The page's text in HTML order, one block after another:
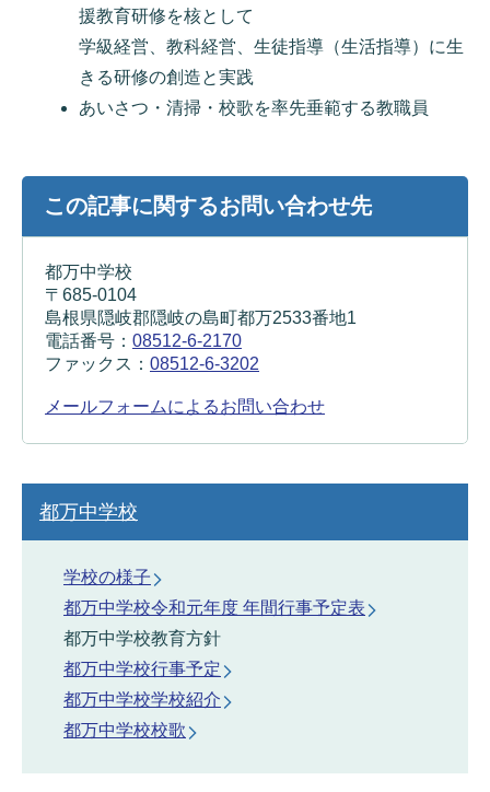
援教育研修を核として
学級経営、教科経営、生徒指導（生活指導）に生
きる研修の創造と実践
あいさつ・清掃・校歌を率先垂範する教職員
この記事に関するお問い合わせ先
都万中学校
〒685-0104
島根県隠岐郡隠岐の島町都万2533番地1
電話番号： 08512-6-2170
ファックス： 08512-6-3202
メールフォームによるお問い合わせ
都万中学校
学校の様子
都万中学校令和元年度 年間行事予定表
都万中学校教育方針
都万中学校行事予定
都万中学校学校紹介
都万中学校校歌